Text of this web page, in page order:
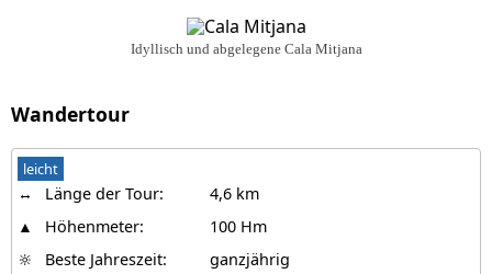
Idyllisch und abgelegene Cala Mitjana
Wandertour
leicht
↔ Länge der Tour:
4,6 km
▲
Höhenmeter:
100 Hm
🔆
Beste Jahreszeit:
ganzjährig